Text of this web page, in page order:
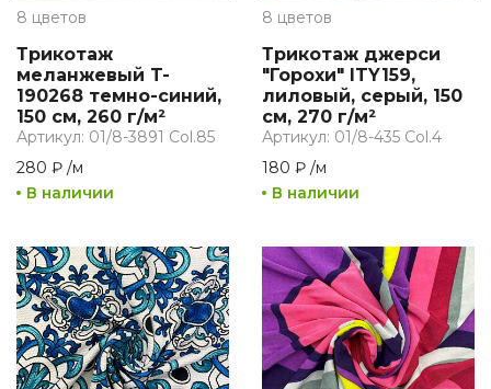
8 цветов
Трикотаж
меланжевый T-
190268 темно-синий,
150 см, 260 г/м²
Артикул: 01/8-3891 Col.85
280 ₽ /м
В наличии
8 цветов
Трикотаж джерси
"Горохи" ITY159,
лиловый, серый, 150
см, 270 г/м²
Артикул: 01/8-435 Col.4
180 ₽ /м
В наличии